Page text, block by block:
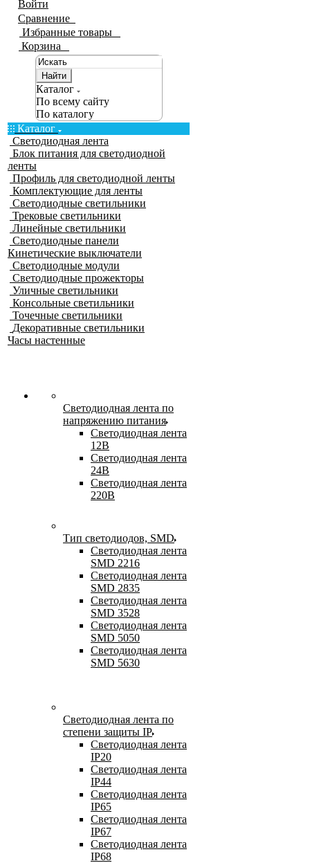
Войти
Сравнение
Избранные товары
Корзина
Найти
Каталог
По всему сайту
По каталогу
Каталог
Светодиодная лента
Блок питания для светодиодной
ленты
Профиль для светодиодной ленты
Комплектующие для ленты
Светодиодные светильники
Трековые светильники
Линейные светильники
Светодиодные панели
Кинетические выключатели
Светодиодные модули
Светодиодные прожекторы
Уличные светильники
Консольные светильники
Точечные светильники
Декоративные светильники
Часы настенные
Светодиодная лента по
напряжению питания
Светодиодная лента
12В
Светодиодная лента
24В
Светодиодная лента
220В
Тип светодиодов, SMD
Cветодиодная лента
SMD 2216
Светодиодная лента
SMD 2835
Светодиодная лента
SMD 3528
Светодиодная лента
SMD 5050
Светодиодная лента
SMD 5630
Светодиодная лента по
степени защиты IP
Светодиодная лента
IP20
Светодиодная лента
IP44
Светодиодная лента
IP65
Светодиодная лента
IP67
Светодиодная лента
IP68